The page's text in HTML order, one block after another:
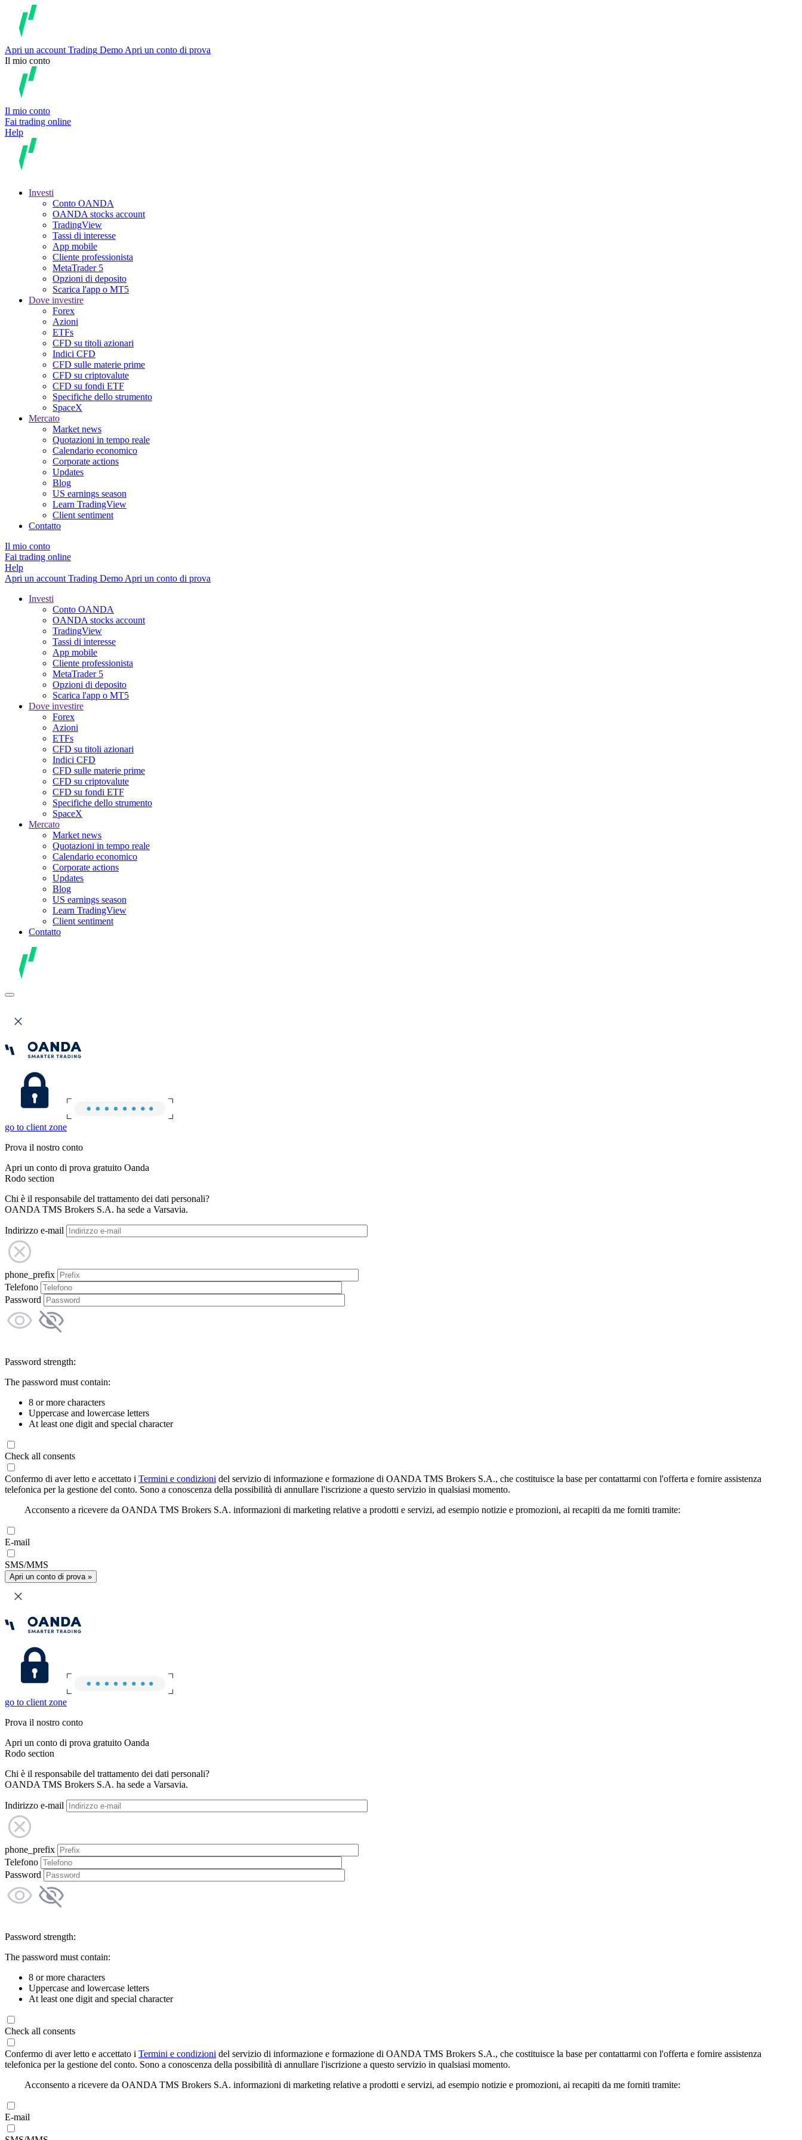
Apri un account Trading Demo Apri un conto di prova
Il mio conto
Il mio conto
Fai trading online
Help
Investi
Conto OANDA
OANDA stocks account
TradingView
Tassi di interesse
App mobile
Cliente professionista
MetaTrader 5
Opzioni di deposito
Scarica l'app o MT5
Dove investire
Forex
Azioni
ETFs
CFD su titoli azionari
Indici CFD
CFD sulle materie prime
CFD su criptovalute
CFD su fondi ETF
Specifiche dello strumento
SpaceX
Mercato
Market news
Quotazioni in tempo reale
Calendario economico
Corporate actions
Updates
Blog
US earnings season
Learn TradingView
Client sentiment
Contatto
Il mio conto
Fai trading online
Help
Apri un account Trading Demo Apri un conto di prova
Investi
Conto OANDA
OANDA stocks account
TradingView
Tassi di interesse
App mobile
Cliente professionista
MetaTrader 5
Opzioni di deposito
Scarica l'app o MT5
Dove investire
Forex
Azioni
ETFs
CFD su titoli azionari
Indici CFD
CFD sulle materie prime
CFD su criptovalute
CFD su fondi ETF
Specifiche dello strumento
SpaceX
Mercato
Market news
Quotazioni in tempo reale
Calendario economico
Corporate actions
Updates
Blog
US earnings season
Learn TradingView
Client sentiment
Contatto
go to client zone
Prova il nostro conto
Apri un conto di prova gratuito Oanda
Rodo section
Chi è il responsabile del trattamento dei dati personali?
OANDA TMS Brokers S.A. ha sede a Varsavia.
Indirizzo e-mail
phone_prefix
Telefono
Password
Password strength:
The password must contain:
8 or more characters
Uppercase and lowercase letters
At least one digit and special character
Check all consents
Confermo di aver letto e accettato i Termini e condizioni del servizio di informazione e formazione di OANDA TMS Brokers S.A., che costituisce la base per contattarmi con l'offerta e fornire assistenza
telefonica per la gestione del conto. Sono a conoscenza della possibilità di annullare l'iscrizione a questo servizio in qualsiasi momento.
Acconsento a ricevere da OANDA TMS Brokers S.A. informazioni di marketing relative a prodotti e servizi, ad esempio notizie e promozioni, ai recapiti da me forniti tramite:
E-mail
SMS/MMS
Apri un conto di prova »
go to client zone
Prova il nostro conto
Apri un conto di prova gratuito Oanda
Rodo section
Chi è il responsabile del trattamento dei dati personali?
OANDA TMS Brokers S.A. ha sede a Varsavia.
Indirizzo e-mail
phone_prefix
Telefono
Password
Password strength:
The password must contain:
8 or more characters
Uppercase and lowercase letters
At least one digit and special character
Check all consents
Confermo di aver letto e accettato i Termini e condizioni del servizio di informazione e formazione di OANDA TMS Brokers S.A., che costituisce la base per contattarmi con l'offerta e fornire assistenza
telefonica per la gestione del conto. Sono a conoscenza della possibilità di annullare l'iscrizione a questo servizio in qualsiasi momento.
Acconsento a ricevere da OANDA TMS Brokers S.A. informazioni di marketing relative a prodotti e servizi, ad esempio notizie e promozioni, ai recapiti da me forniti tramite:
E-mail